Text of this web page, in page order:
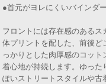
●首元がヨレにくいバインダ
フロントには存在感のある
体プリントを配した、前後ど
っかりとした肉厚感のコッ
着心地が持続します。ゆった
ぽいストリートスタイルや古